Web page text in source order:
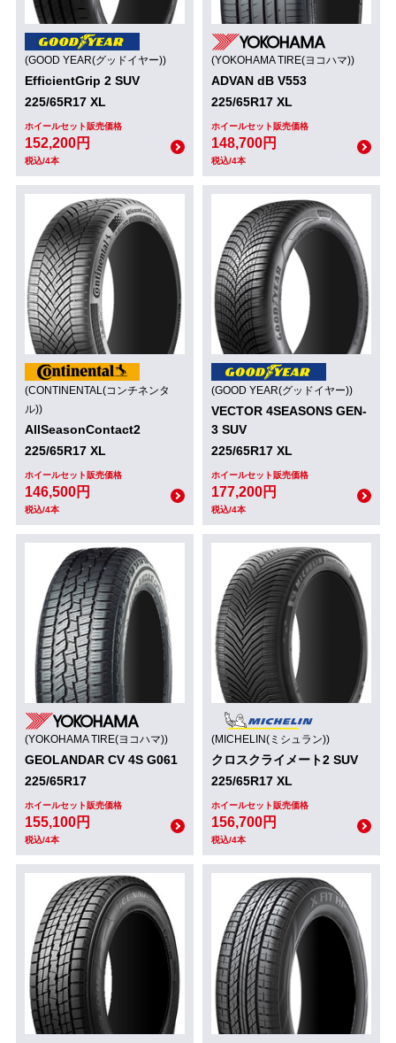
(GOOD YEAR(グッドイヤー))
EfficientGrip 2 SUV
225/65R17 XL
ホイールセット販売価格
152,200円
税込/4本
(YOKOHAMA TIRE(ヨコハマ))
ADVAN dB V553
225/65R17 XL
ホイールセット販売価格
148,700円
税込/4本
(CONTINENTAL(コンチネンタ
ル))
AllSeasonContact2
225/65R17 XL
ホイールセット販売価格
146,500円
税込/4本
(GOOD YEAR(グッドイヤー))
VECTOR 4SEASONS GEN-
3 SUV
225/65R17 XL
ホイールセット販売価格
177,200円
税込/4本
(YOKOHAMA TIRE(ヨコハマ))
GEOLANDAR CV 4S G061
225/65R17
ホイールセット販売価格
155,100円
税込/4本
(MICHELIN(ミシュラン))
クロスクライメート2 SUV
225/65R17 XL
ホイールセット販売価格
156,700円
税込/4本